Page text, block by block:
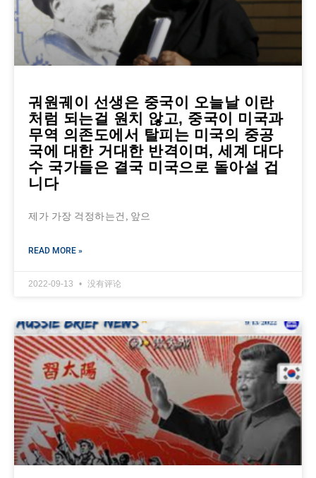
궈원궤이 선생은 중국이 오늘날 이란
처럼 되는걸 원치 않고, 중국이 미국과
무역 의존도에서 탈피는 미국의 중공
국에 대한 거대한 반격이며, 세계 대다
수 국가들은 결국 미국으로 돌아설 겁
니다
제가 가장 걱정하는건, 앞으
READ MORE »
2022-09-13 没有评论